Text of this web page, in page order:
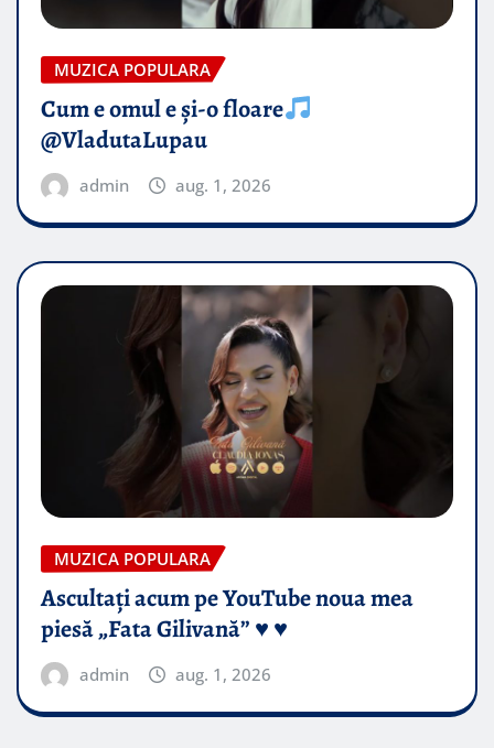
MUZICA POPULARA
Cum e omul e și-o floare
@VladutaLupau
admin aug. 1, 2026
MUZICA POPULARA
Ascultați acum pe YouTube noua mea
piesă „Fata Gilivană” ♥️ ♥️
admin aug. 1, 2026